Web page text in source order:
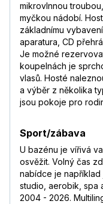
mikrovlnnou
myčkou nádobí.
základnímu
aparatura, CD
Je možné
koupelnách je
vlasů. Hosté
a výběr z několika
jsou pokoje pro
Sport/zábava
U bazénu je vířivá
osvěžit. Volný čas
nabídce je
studio, aerobik, spa
2004 - 2026.